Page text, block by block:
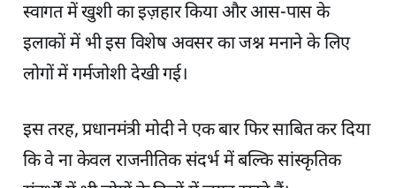
स्वागत में खुशी का इज़हार किया और आस-पास के
इलाकों में भी इस विशेष अवसर का जश्न मनाने के लिए
लोगों में गर्मजोशी देखी गई।
इस तरह, प्रधानमंत्री मोदी ने एक बार फिर साबित कर दिया
कि वे ना केवल राजनीतिक संदर्भ में बल्कि सांस्कृतिक